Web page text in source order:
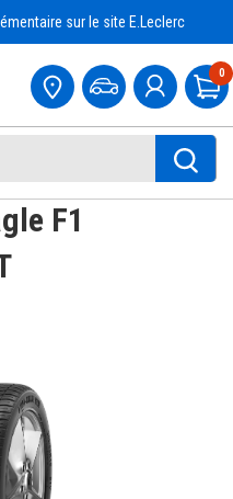
sur le site E.Leclerc
0
F1